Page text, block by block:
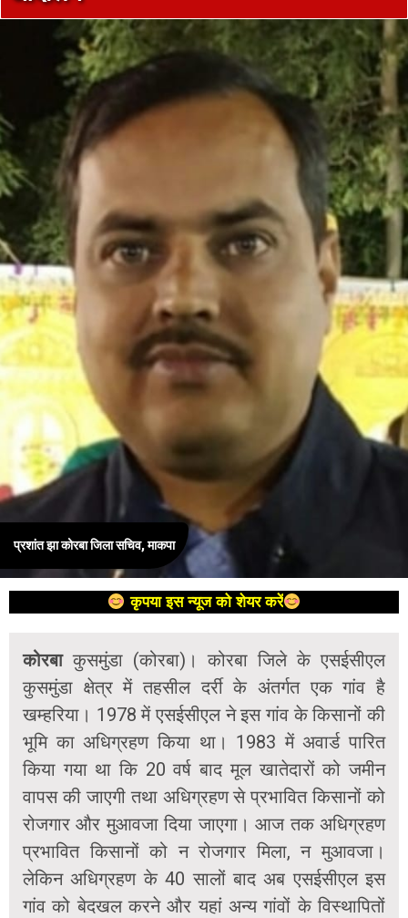
प्रशांत झा कोरबा जिला सचिव, माकपा
कृपया इस न्यूज को शेयर करें
कोरबाकुसमुंडा (कोरबा)। कोरबा जिले के एसईसीएल
कुसमुंडा क्षेत्र में तहसील दर्री के अंतर्गत एक गांव है
खम्हरिया। 1978 में एसईसीएल ने इस गांव के किसानों की
भूमि का अधिग्रहण किया था। 1983 में अवार्ड पारित
किया गया था कि 20 वर्ष बाद मूल खातेदारों को जमीन
वापस की जाएगी तथा अधिग्रहण से प्रभावित किसानों को
रोजगार और मुआवजा दिया जाएगा। आज तक अधिग्रहण
प्रभावित किसानों को न रोजगार मिला, न मुआवजा।
लेकिन अधिग्रहण के 40 सालों बाद अब एसईसीएल इस
गांव को बेदखल करने और यहां अन्य गांवों के विस्थापितों